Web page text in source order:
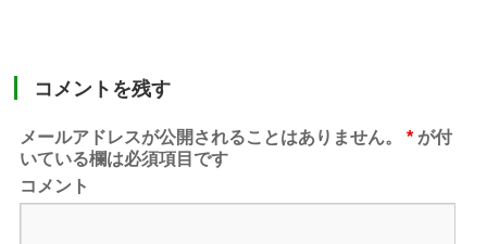
コメントを残す
メールアドレスが公開されることはありません。 * が付
いている欄は必須項目です
コメント